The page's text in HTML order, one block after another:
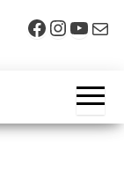
Facebook
E-